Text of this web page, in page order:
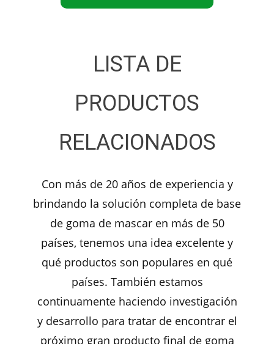
LISTA DE
PRODUCTOS
RELACIONADOS
Con más de 20 años de experiencia y
brindando la solución completa de base
de goma de mascar en más de 50
países, tenemos una idea excelente y
qué productos son populares en qué
países. También estamos
continuamente haciendo investigación
y desarrollo para tratar de encontrar el
próximo gran producto final de goma